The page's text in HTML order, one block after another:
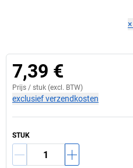
×
7,39 €
Prijs / stuk (excl. BTW)
exclusief verzendkosten
STUK